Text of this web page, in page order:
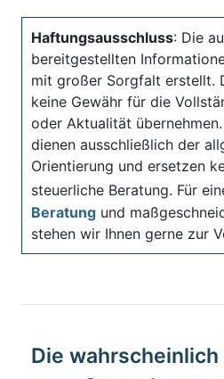
Haftungsausschluss: Die
bereitgestellten
mit großer Sorgfalt erstellt.
keine Gewähr für die
oder Aktualität
dienen ausschließlich der
Orientierung und ersetzen
steuerliche Beratung. Für
Beratung und
stehen wir Ihnen gerne zur
Die